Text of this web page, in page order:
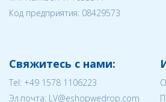
Код предприятия: 08429573
Свяжитесь с нами:
Tel: +49 1578 1106223
Эл.почта: LV@eshopwedrop.com